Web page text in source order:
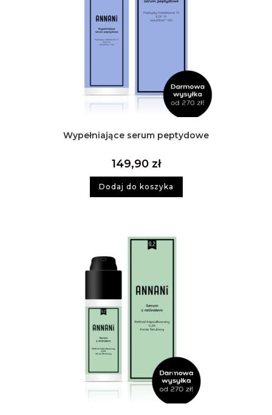
Wypełniające serum peptydowe
149,90 zł
Dodaj do koszyka